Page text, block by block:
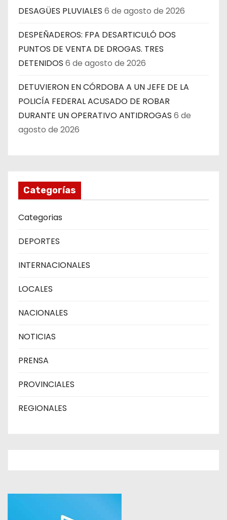
DESAGÜES PLUVIALES 6 de agosto de 2026
DESPEÑADEROS: FPA DESARTICULÓ DOS
PUNTOS DE VENTA DE DROGAS. TRES
DETENIDOS 6 de agosto de 2026
DETUVIERON EN CÓRDOBA A UN JEFE DE LA
POLICÍA FEDERAL ACUSADO DE ROBAR
DURANTE UN OPERATIVO ANTIDROGAS 6 de
agosto de 2026
Categorías
Categorias
DEPORTES
INTERNACIONALES
LOCALES
NACIONALES
NOTICIAS
PRENSA
PROVINCIALES
REGIONALES